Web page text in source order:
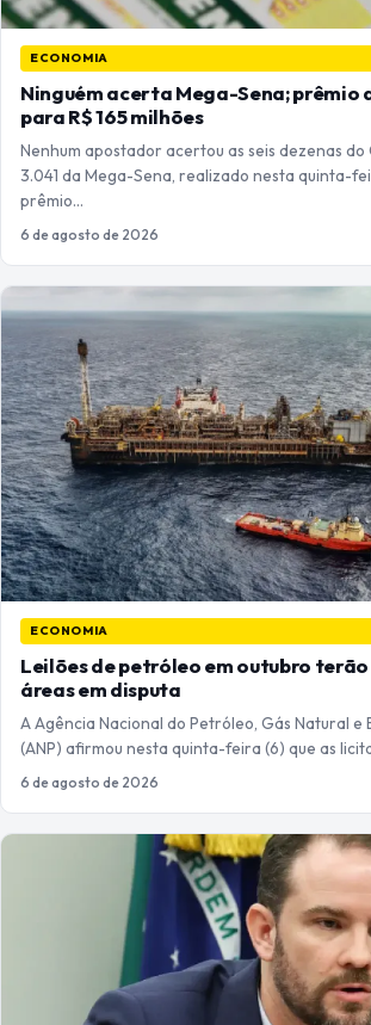
ECONOMIA
Ninguém acerta Mega-Sena; prêmio
para R$ 165 milhões
Nenhum apostador acertou as seis dezenas do
3.041 da Mega-Sena, realizado nesta quinta-
prêmio…
6 de agosto de 2026
ECONOMIA
Leilões de petróleo em outubro
áreas em disputa
A Agência Nacional do Petróleo, Gás Natural e
(ANP) afirmou nesta quinta-feira (6) que as
6 de agosto de 2026